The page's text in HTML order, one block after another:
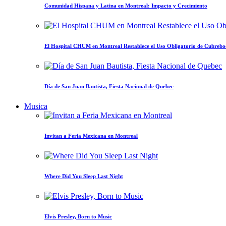
Comunidad Hispana y Latina en Montreal: Impacto y Crecimiento
El Hospital CHUM en Montreal Restablece el Uso Obligatorio de
Día de San Juan Bautista, Fiesta Nacional de Quebec
Musica
Invitan a Feria Mexicana en Montreal
Where Did You Sleep Last Night
Elvis Presley, Born to Music